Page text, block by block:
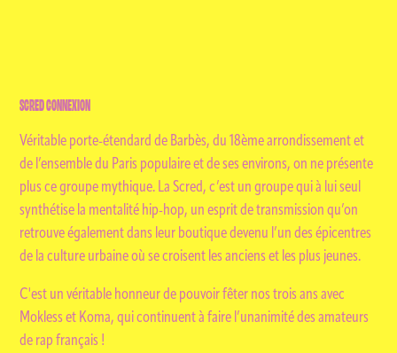
SCRED CONNEXION
Véritable porte-étendard de Barbès, du 18ème arrondissement et
de l’ensemble du Paris populaire et de ses environs, on ne présente
plus ce groupe mythique. La Scred, c’est un groupe qui à lui seul
synthétise la mentalité hip-hop, un esprit de transmission qu’on
retrouve également dans leur boutique devenu l’un des épicentres
de la culture urbaine où se croisent les anciens et les plus jeunes.
C'est un véritable honneur de pouvoir fêter nos trois ans avec
Mokless et Koma, qui continuent à faire l’unanimité des amateurs
de rap français !